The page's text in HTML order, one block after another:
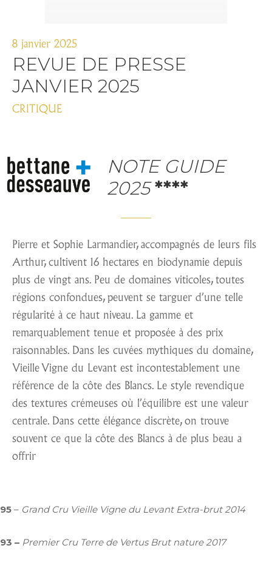
8 janvier 2025
REVUE DE PRESSE
JANVIER 2025
CRITIQUE
NOTE GUIDE
2025 ****
Pierre et Sophie Larmandier, accompagnés de leurs fils
Arthur, cultivent 16 hectares en biodynamie depuis
plus de vingt ans. Peu de domaines viticoles, toutes
régions confondues, peuvent se targuer d’une telle
régularité à ce haut niveau. La gamme et
remarquablement tenue et proposée à des prix
raisonnables. Dans les cuvées mythiques du domaine,
Vieille Vigne du Levant est incontestablement une
référence de la côte des Blancs. Le style revendique
des textures crémeuses où l’équilibre est une valeur
centrale. Dans cette élégance discrète, on trouve
souvent ce que la côte des Blancs à de plus beau a
offrir
95 – Grand Cru Vieille Vigne du Levant Extra-brut 2014
93 – Premier Cru Terre de Vertus Brut nature 2017